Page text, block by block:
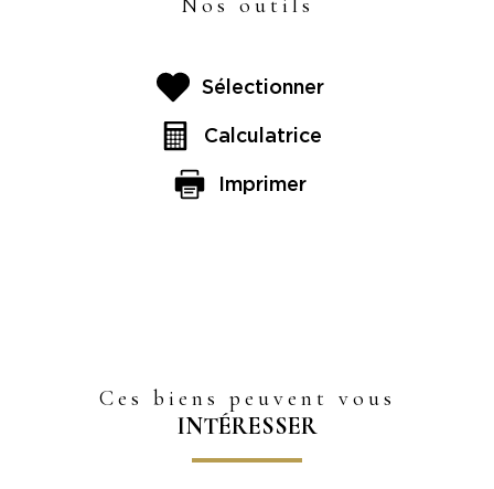
Sélectionner
Calculatrice
Imprimer
Ces biens peuvent vous
INTÉRESSER